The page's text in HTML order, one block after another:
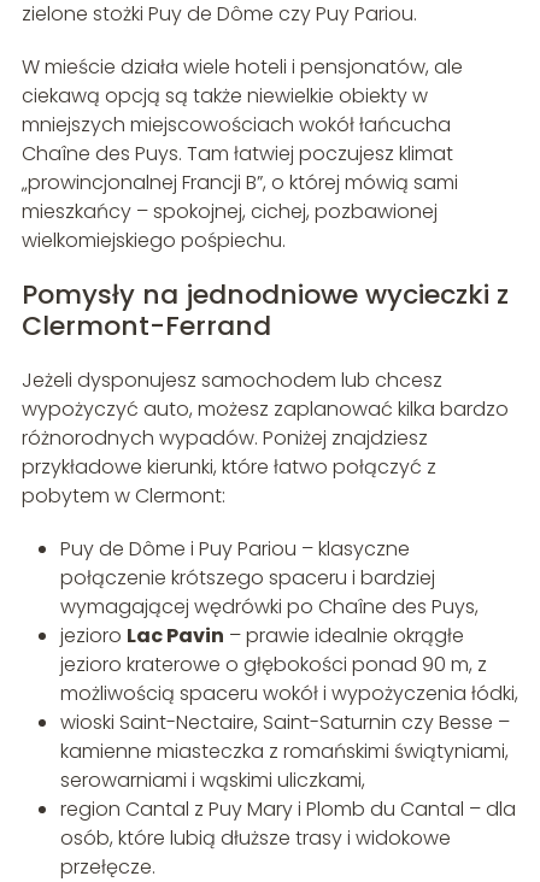
zielone stożki Puy de Dôme czy Puy Pariou.
W mieście działa wiele hoteli i pensjonatów, ale
ciekawą opcją są także niewielkie obiekty w
mniejszych miejscowościach wokół łańcucha
Chaîne des Puys. Tam łatwiej poczujesz klimat
„prowincjonalnej Francji B”, o której mówią sami
mieszkańcy – spokojnej, cichej, pozbawionej
wielkomiejskiego pośpiechu.
Pomysły na jednodniowe wycieczki z
Clermont-Ferrand
Jeżeli dysponujesz samochodem lub chcesz
wypożyczyć auto, możesz zaplanować kilka bardzo
różnorodnych wypadów. Poniżej znajdziesz
przykładowe kierunki, które łatwo połączyć z
pobytem w Clermont:
Puy de Dôme i Puy Pariou – klasyczne
połączenie krótszego spaceru i bardziej
wymagającej wędrówki po Chaîne des Puys,
jezioro Lac Pavin – prawie idealnie okrągłe
jezioro kraterowe o głębokości ponad 90 m, z
możliwością spaceru wokół i wypożyczenia łódki,
wioski Saint-Nectaire, Saint-Saturnin czy Besse –
kamienne miasteczka z romańskimi świątyniami,
serowarniami i wąskimi uliczkami,
region Cantal z Puy Mary i Plomb du Cantal – dla
osób, które lubią dłuższe trasy i widokowe
przełęcze.